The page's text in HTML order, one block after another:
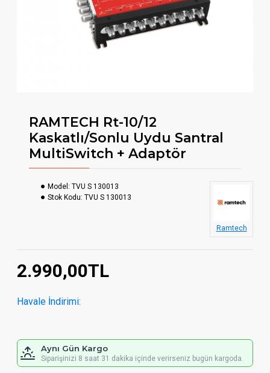
RAMTECH Rt-10/12
Kaskatlı/Sonlu Uydu Santral
MultiSwitch + Adaptör
2.990,00TL
Havale İndirimi:
Model: TVU S 130013
Stok Kodu: TVU S 130013
Ramtech
Aynı Gün Kargo
Siparişinizi 8 saat 31 dakika içinde verirseniz bugün kargoda.